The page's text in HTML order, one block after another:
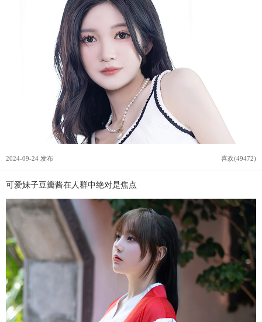
2024-09-24 发布 喜欢(49472)
可爱妹子豆瓣酱在人群中绝对是焦点